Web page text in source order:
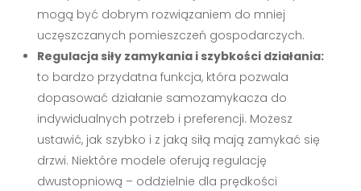
mogą być dobrym rozwiązaniem do mniej
uczęszczanych pomieszczeń gospodarczych.
Regulacja siły zamykania i szybkości działania:
to bardzo przydatna funkcja, która pozwala
dopasować działanie samozamykacza do
indywidualnych potrzeb i preferencji. Możesz
ustawić, jak szybko i z jaką siłą mają zamykać się
drzwi. Niektóre modele oferują regulację
dwustopniową – oddzielnie dla prędkości